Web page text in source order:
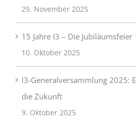
29. November 2025
15 Jahre I3 – Die Jubiläumsfeier
10. Oktober 2025
I3-Generalversammlung 2025:
die Zukunft
9. Oktober 2025